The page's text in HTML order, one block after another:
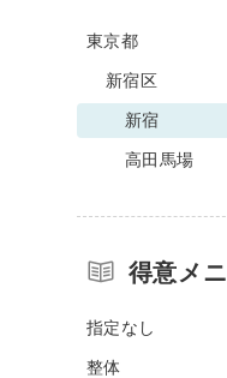
東京都
新宿区
新宿
高田馬場
得意メ
指定なし
整体